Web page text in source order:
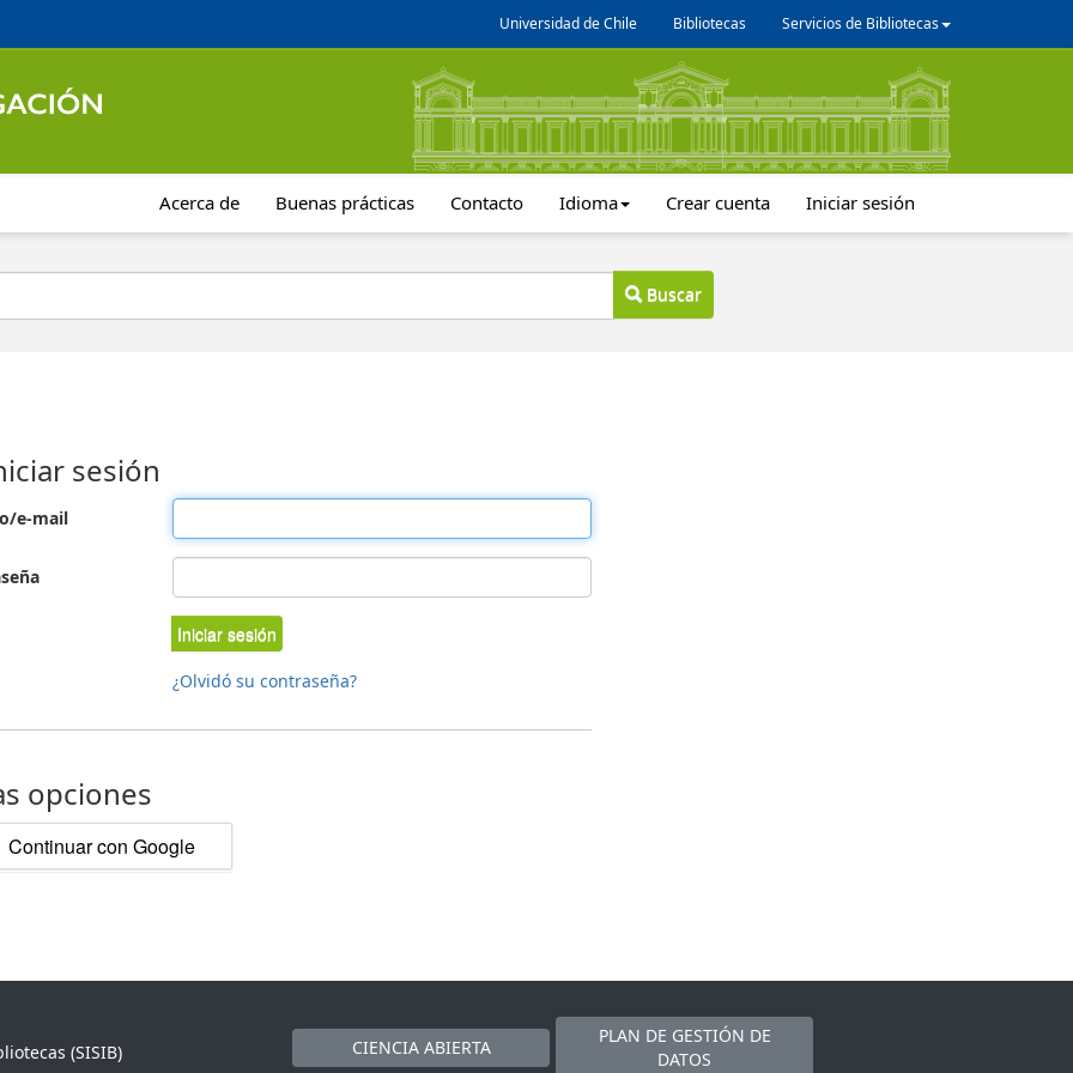
Universidad de Chile Bibliotecas Servicios de Bibliotecas
Acerca de Buenas prácticas Contacto Idioma Crear cuenta Iniciar sesión
Buscar
sesión
e-mail
Iniciar sesión
¿Olvidó su contraseña?
opciones
Continuar con Google
(SISIB)
CIENCIA ABIERTA
PLAN DE GESTIÓN DE
DATOS